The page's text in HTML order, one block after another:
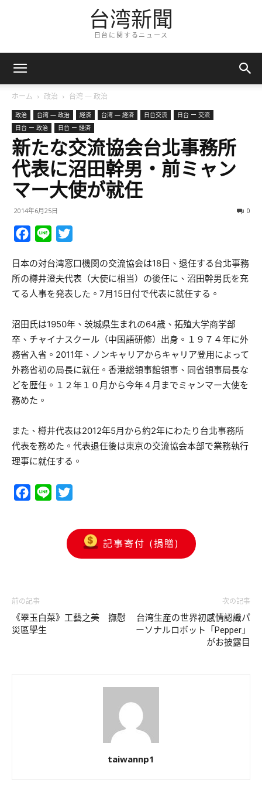
台湾新聞
日台に関するニュース
ホーム 政治 台湾 — 政治
政治 台湾 — 政治 経済 台湾 — 経済 日台交流
日台 ー 交流
日台 ー 政治
日台 ー 経済
新たな交流協会台北事務所
代表に沼田幹男・前ミャン
マー大使が就任
2014年6月25日 0
Facebook
Line
日本の対台湾窓口機関の交流協会は18日、退任する台北事務
所の樽井澄夫代表（大使に相当）の後任に、沼田幹男氏を充
てる人事を発表した。7月15日付で代表に就任する。
沼田氏は1950年、茨城県生まれの64歳、拓殖大学商学部
卒、チャイナスクール（中国語研修）出身。１９７４年に外
務省入省。2011年、ノンキャリアからキャリア登用によって
外務省初の局長に就任。香港総領事館領事、同省領事局長な
どを歴任。１２年１０月から今年４月までミャンマー大使を
務めた。
また、樽井代表は2012年5月から約2年にわたり台北事務所
代表を務めた。代表退任後は東京の交流協会本部で業務執行
理事に就任する。
Facebook
Line
記事寄付 (捐贈)
前の記事
《翠玉白菜》工藝之美 撫慰
災區學生
次の記事
台湾生産の世界初感情認識パ
ーソナルロボット「Pepper」
がお披露目
taiwannp1